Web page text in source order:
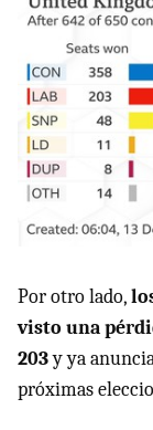
Por otro lado,
visto una
203y ya
próximas